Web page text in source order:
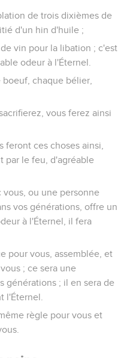
de trois dixièmes de
d'un hin d'huile ;
vin pour la libation ; c'est
odeur à l'Éternel.
chaque bélier,
vous ferez ainsi
feront ces choses ainsi,
par le feu, d'agréable
vous, ou une personne
vos générations, offre un
à l'Éternel, il fera
pour vous, assemblée, et
; ce sera une
générations ; il en sera de
l'Éternel.
règle pour vous et